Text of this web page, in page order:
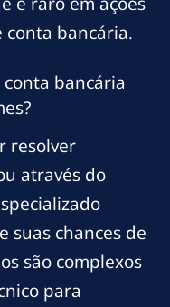
conta bancária.
bancária
resolver
através do
suas chances de
são complexos
para